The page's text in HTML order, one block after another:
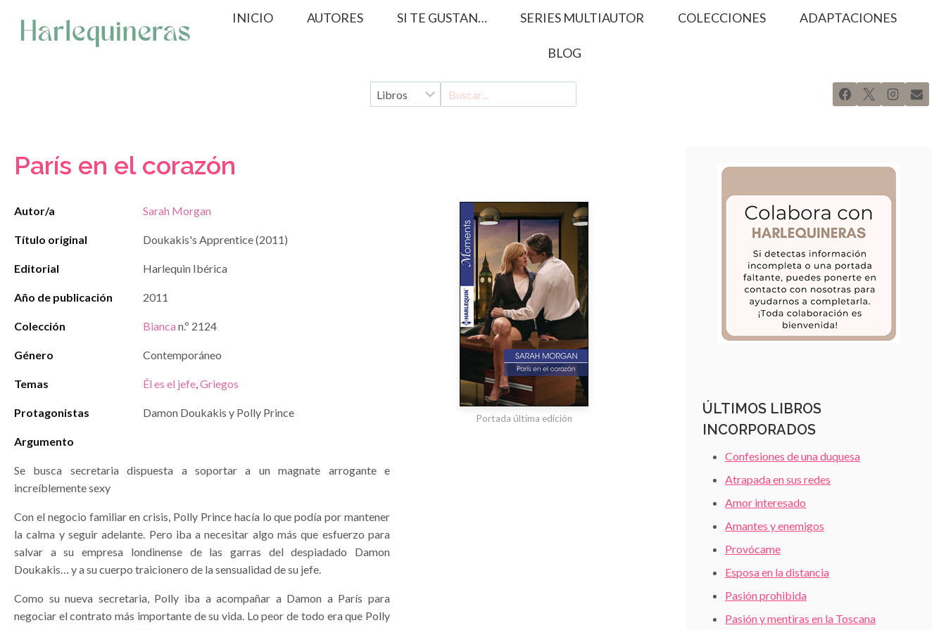
contenido
INICIO AUTORES SI TE GUSTAN… SERIES MULTIAUTOR COLECCIONES ADAPTACIONES
BLOG
París en el corazón
Autor/a Sarah Morgan
Título original Doukakis's Apprentice (2011)
Editorial Harlequin Ibérica
Año de publicación 2011
Colección Bianca n.º 2124
Género Contemporáneo
Temas Él es el jefe,Griegos
Protagonistas Damon Doukakis y Polly Prince
Argumento
Se busca secretaria dispuesta a soportar a un magnate arrogante e
increíblemente sexy
Con el negocio familiar en crisis, Polly Prince hacía lo que podía por mantener
la calma y seguir adelante. Pero iba a necesitar algo más que esfuerzo para
salvar a su empresa londinense de las garras del despiadado Damon
Doukakis… y a su cuerpo traicionero de la sensualidad de su jefe.
Como su nueva secretaria, Polly iba a acompañar a Damon a París para
negociar el contrato más importante de su vida. Lo peor de todo era que Polly
Portada última edición
ÚLTIMOS LIBROS
INCORPORADOS
Confesiones de una duquesa
Atrapada en sus redes
Amor interesado
Amantes y enemigos
Provócame
Esposa en la distancia
Pasión prohibida
Pasión y mentiras en la Toscana